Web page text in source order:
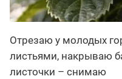
Отрезаю у молодых
листьями, накрываю
листочки – снимаю